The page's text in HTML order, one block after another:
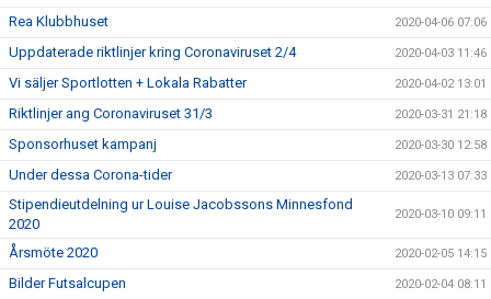
Rea Klubbhuset 2020-04-06 07:06
Uppdaterade riktlinjer kring Coronaviruset 2/4 2020-04-03 11:46
Vi säljer Sportlotten + Lokala Rabatter 2020-04-02 13:01
Riktlinjer ang Coronaviruset 31/3 2020-03-31 21:18
Sponsorhuset kampanj 2020-03-30 12:58
Under dessa Corona-tider 2020-03-13 07:33
Stipendieutdelning ur Louise Jacobssons Minnesfond
2020
2020-03-10 09:11
Årsmöte 2020 2020-02-05 14:15
Bilder Futsalcupen 2020-02-04 08:11